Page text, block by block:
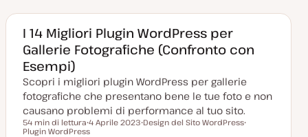
I 14 Migliori Plugin WordPress per
Gallerie Fotografiche (Confronto con
Esempi)
Scopri i migliori plugin WordPress per gallerie
fotografiche che presentano bene le tue foto e non
causano problemi di performance al tuo sito.
Tempo di lettura
54 min di lettura
D
4 Aprile 2023 Design del Sito WordPress
Plugin WordPress